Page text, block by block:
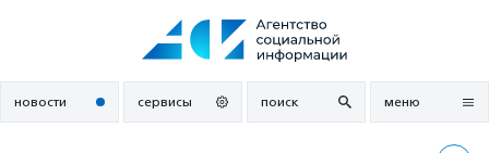
новости сервисы поиск меню